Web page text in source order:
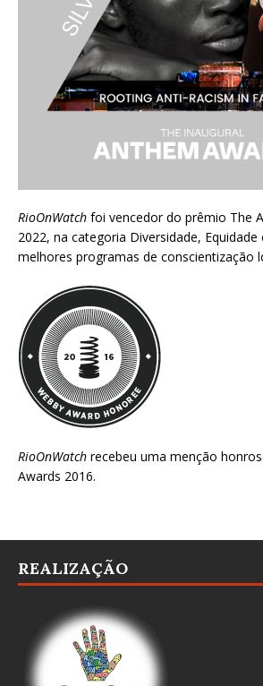
RioOnWatch foi vencedor do prêmio The
2022, na categoria Diversidade,
melhores programas de conscientização
RioOnWatch recebeu uma menção
Awards 2016.
REALIZAÇÃO